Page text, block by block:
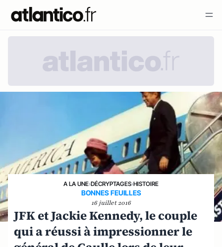
A LA UNE›DÉCRYPTAGES›HISTOIRE
BONNES FEUILLES
16 juillet 2016
JFK et Jackie Kennedy, le couple
qui a réussi à impressionner le